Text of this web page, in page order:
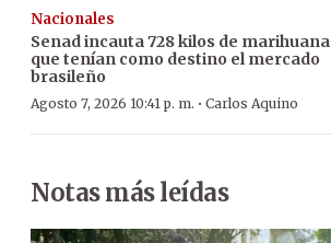
Nacionales
Senad incauta 728 kilos de marihuana
que tenían como destino el mercado
brasileño
Agosto 7, 2026 10:41 p. m. · Carlos Aquino
Notas más leídas